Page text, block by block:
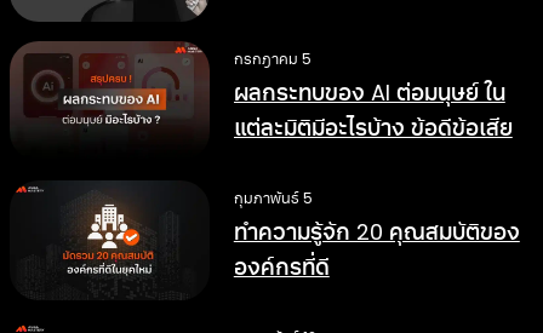
กรกฎาคม 5
ผลกระทบของ AI ต่อมนุษย์ ใน
แต่ละมิติมีอะไรบ้าง ข้อดีข้อเสีย
กุมภาพันธ์ 5
ทำความรู้จัก 20 คุณสมบัติของ
องค์กรที่ดี